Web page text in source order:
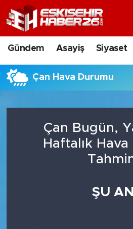
Gündem Asayiş Siyaset
Çan Hava Durumu
Çan Bugün,
Haftalık
ŞU AN
Gündem
Asayiş
Siyaset
Sağlık
Nöbetçi Eczaneler
Hava Durumu
Trafik Durumu
Tüm Manşetler